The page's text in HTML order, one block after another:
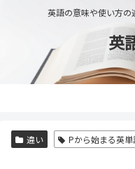
英語の意味や使い方
英
違い Pから始まる英単